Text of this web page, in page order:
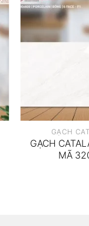
GẠCH
GẠCH
MÃ